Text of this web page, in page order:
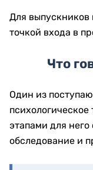
Для выпускников
точкой входа в
Что
Один из
этапами для
обследование и